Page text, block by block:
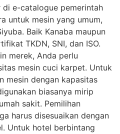
e-catalogue pemerintah
untuk mesin yang umum,
Baik Kanaba maupun
TKDN, SNI, dan ISO.
merek, Anda perlu
mesin cuci karpet. Untuk
mesin dengan kapasitas
biasanya mirip
sakit. Pemilihan
harus disesuaikan dengan
Untuk hotel berbintang